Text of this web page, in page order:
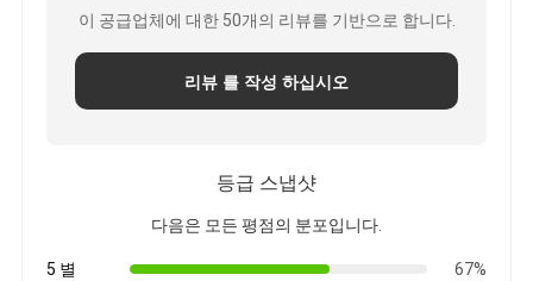
이 공급업체에 대한 50개의 리뷰를 기반으로 합니다.
리뷰 를 작성 하십시오
등급 스냅샷
다음은 모든 평점의 분포입니다.
5 별
67%